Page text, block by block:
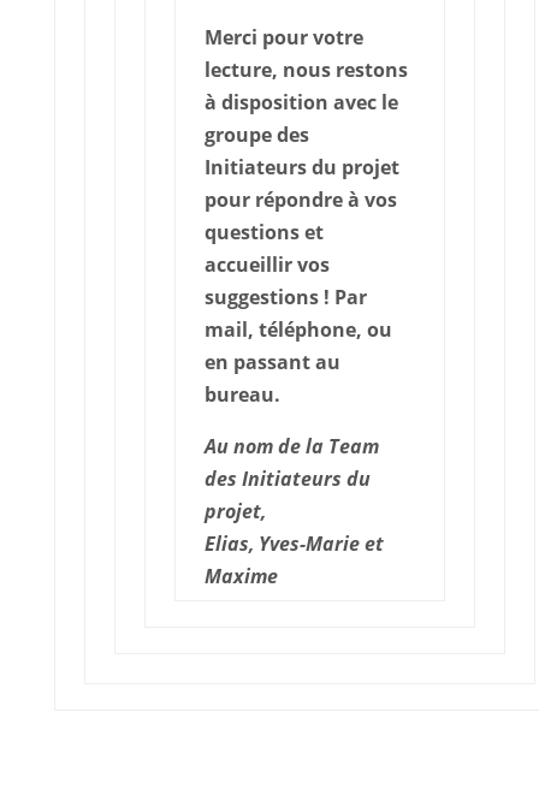
Merci pour votre
lecture, nous restons
à disposition avec le
groupe des
Initiateurs du projet
pour répondre à vos
questions et
accueillir vos
suggestions ! Par
mail, téléphone, ou
en passant au
bureau.
Au nom de la Team
des Initiateurs du
projet,
Elias, Yves-Marie et
Maxime